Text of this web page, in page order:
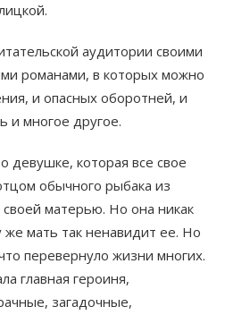
аудитории своими
романами, в которых можно
и опасных оборотней, и
и многое другое.
девушке, которая все свое
обычного рыбака из
матерью. Но она никак
же мать так ненавидит ее. Но
перевернуло жизни многих.
главная героиня,
загадочные,